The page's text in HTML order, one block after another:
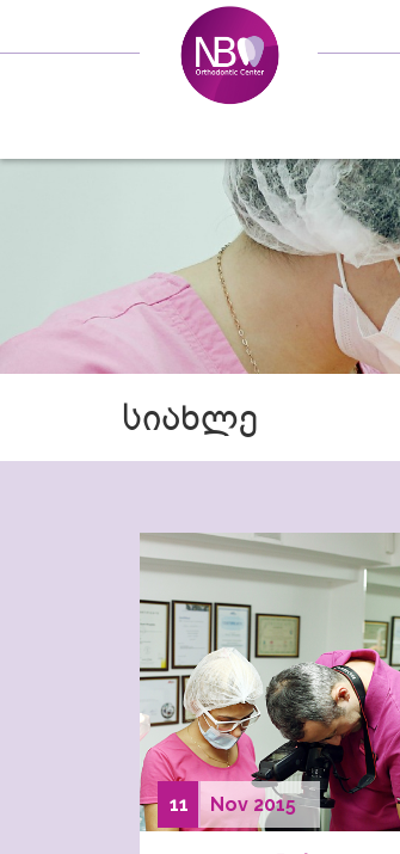
სიახლე
11 Nov 2015